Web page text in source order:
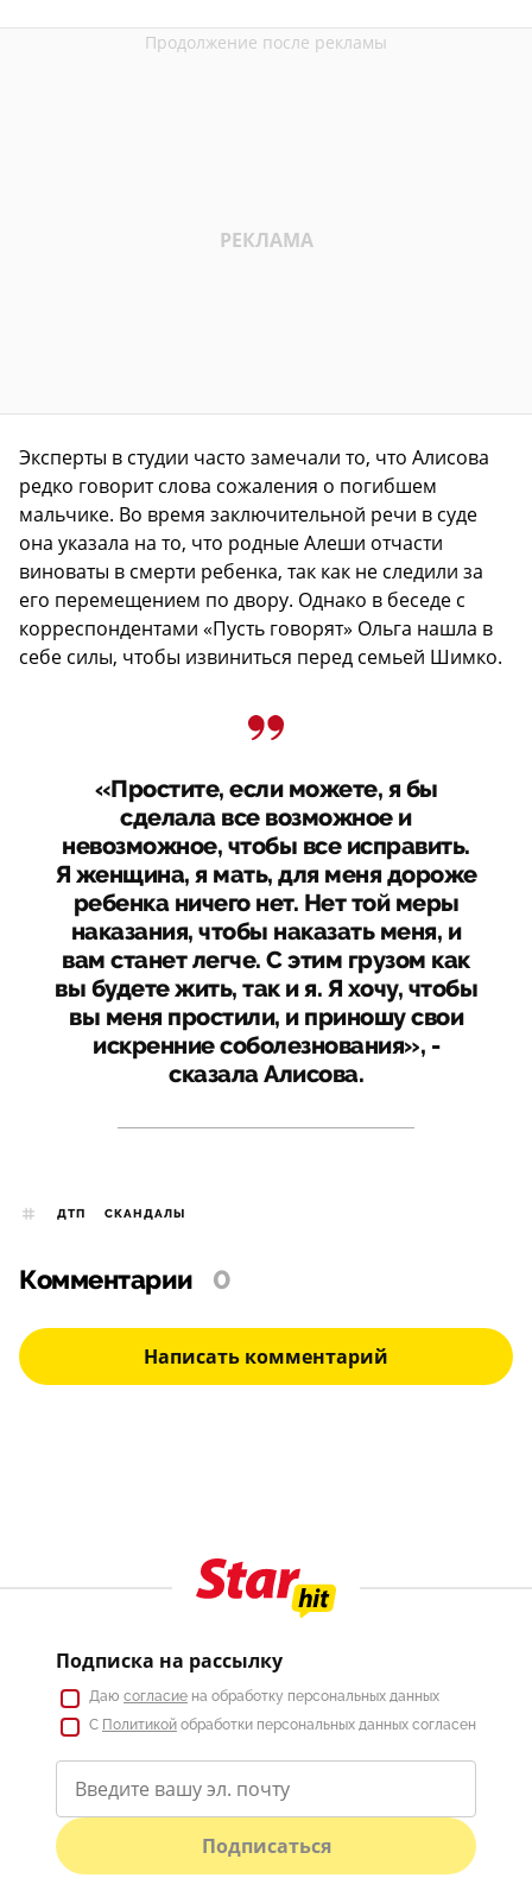
Эксперты в студии часто замечали то, что Алисова
редко говорит слова сожаления о погибшем
мальчике. Во время заключительной речи в суде
она указала на то, что родные Алеши отчасти
виноваты в смерти ребенка, так как не следили за
его перемещением по двору. Однако в беседе с
корреспондентами «Пусть говорят» Ольга нашла в
себе силы, чтобы извиниться перед семьей Шимко.
«Простите, если можете, я бы
сделала все возможное и
невозможное, чтобы все исправить.
Я женщина, я мать, для меня дороже
ребенка ничего нет. Нет той меры
наказания, чтобы наказать меня, и
вам станет легче. С этим грузом как
вы будете жить, так и я. Я хочу, чтобы
вы меня простили, и приношу свои
искренние соболезнования», -
сказала Алисова.
ДТП СКАНДАЛЫ
Комментарии 0
Написать комментарий
Подписка на рассылку
Даю согласие на обработку персональных данных
С Политикой обработки персональных данных согласен
Подписаться